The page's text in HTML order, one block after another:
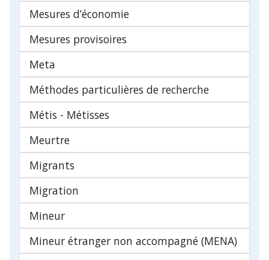
Mesures d’économie
Mesures provisoires
Meta
Méthodes particulières de recherche
Métis - Métisses
Meurtre
Migrants
Migration
Mineur
Mineur étranger non accompagné (MENA)